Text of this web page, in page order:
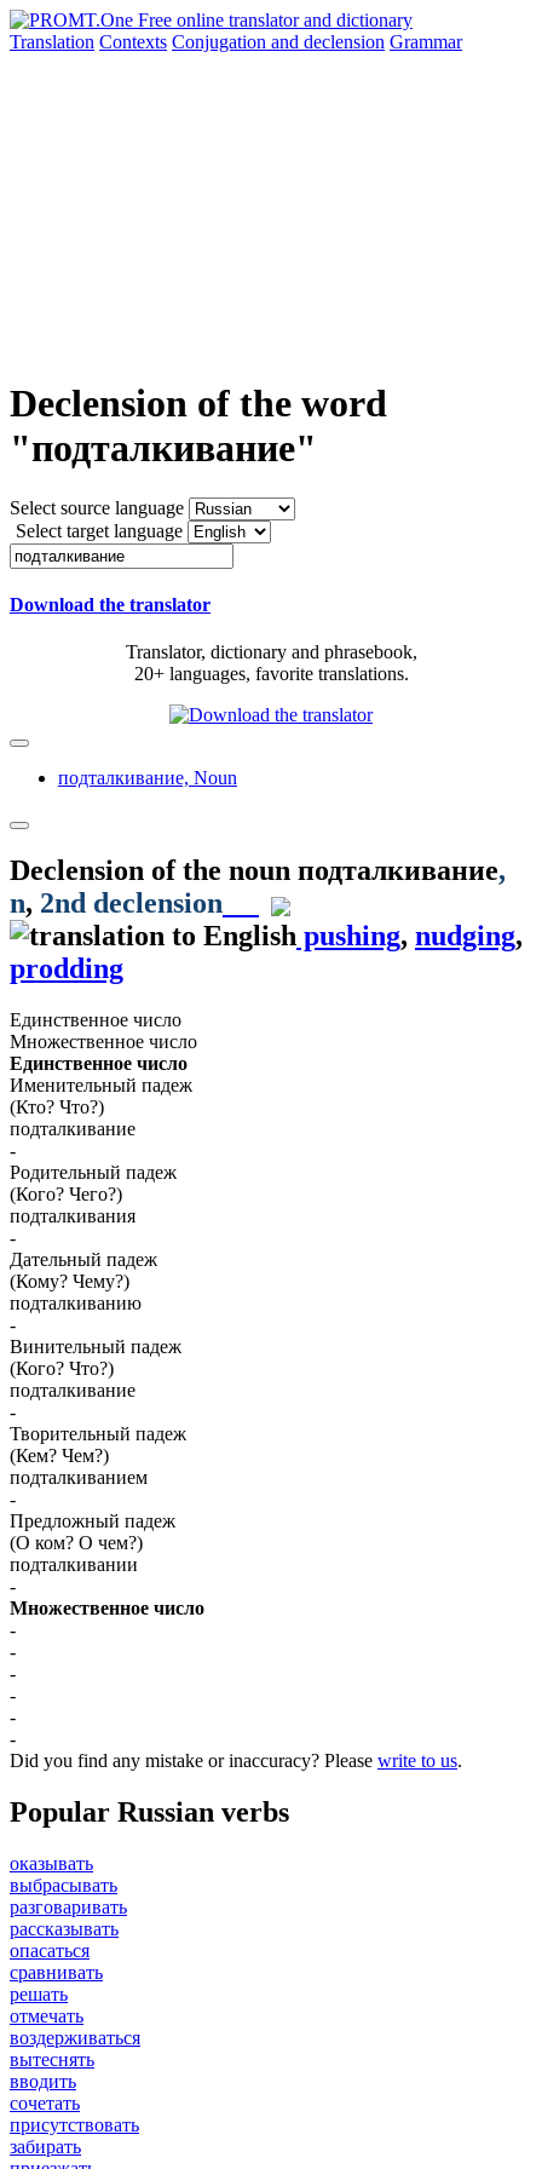
Translation Contexts Conjugation and declension Grammar
Declension of the word
"подталкивание"
Select source language
Select target language
Download the translator
Translator, dictionary and phrasebook,
20+ languages, favorite translations.
подталкивание, Noun
Declension of the noun подталкивание,
n, 2nd declension
pushing, nudging,
prodding
Единственное число
Множественное число
Единственное число
Именительный падеж
(Кто? Что?)
подталкивание
-
Родительный падеж
(Кого? Чего?)
подталкивания
-
Дательный падеж
(Кому? Чему?)
подталкиванию
-
Винительный падеж
(Кого? Что?)
подталкивание
-
Творительный падеж
(Кем? Чем?)
подталкиванием
-
Предложный падеж
(О ком? О чем?)
подталкивании
-
Множественное число
-
-
-
-
-
-
Did you find any mistake or inaccuracy? Please write to us.
Popular Russian verbs
оказывать
выбрасывать
разговаривать
рассказывать
опасаться
сравнивать
решать
отмечать
воздерживаться
вытеснять
вводить
сочетать
присутствовать
забирать